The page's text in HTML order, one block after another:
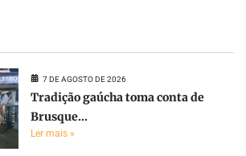
7 DE AGOSTO DE 2026
Tradição gaúcha toma conta de
Brusque...
Ler mais »